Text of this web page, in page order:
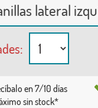
lateral
en 7/10 días
sin stock*